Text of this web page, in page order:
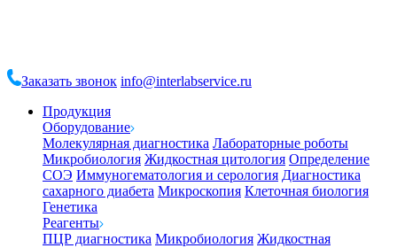
Заказать звонок info@interlabservice.ru
Продукция
Оборудование
Молекулярная диагностика Лабораторные роботы
Микробиология Жидкостная цитология Определение
СОЭ Иммуногематология и серология Диагностика
сахарного диабета Микроскопия Клеточная биология
Генетика
Реагенты
ПЦР диагностика Микробиология Жидкостная